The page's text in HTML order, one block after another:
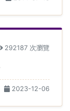
292187 次瀏覽
2023-12-06